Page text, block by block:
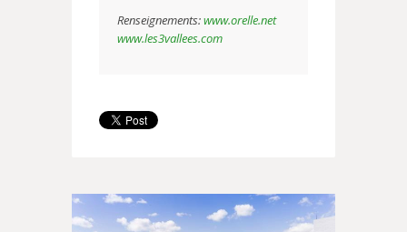
Renseignements:www.orelle.net
www.les3vallees.com